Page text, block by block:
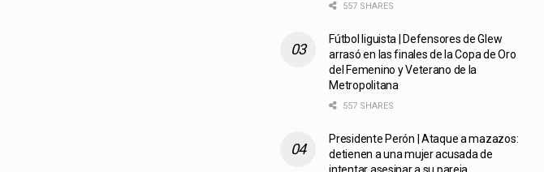
557 SHARES
Fútbol liguista | Defensores de Glew
arrasó en las finales de la Copa de Oro
del Femenino y Veterano de la
Metropolitana
557 SHARES
Presidente Perón | Ataque a mazazos:
detienen a una mujer acusada de